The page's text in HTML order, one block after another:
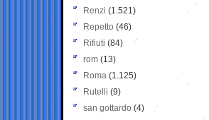
Renzi (1.521)
Repetto (46)
Rifiuti (84)
rom (13)
Roma (1.125)
Rutelli (9)
san gottardo (4)